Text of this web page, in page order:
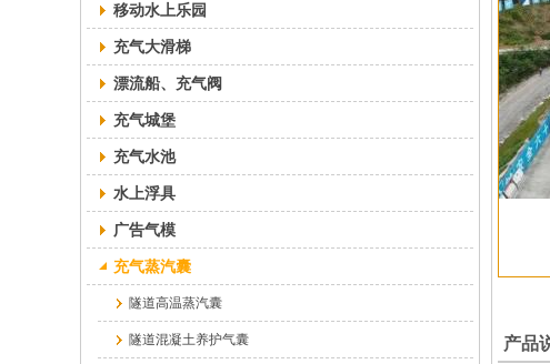
移动水上乐园
充气大滑梯
漂流船、充气阀
充气城堡
充气水池
水上浮具
广告气模
充气蒸汽囊
隧道高温蒸汽囊
隧道混凝土养护气囊 产品